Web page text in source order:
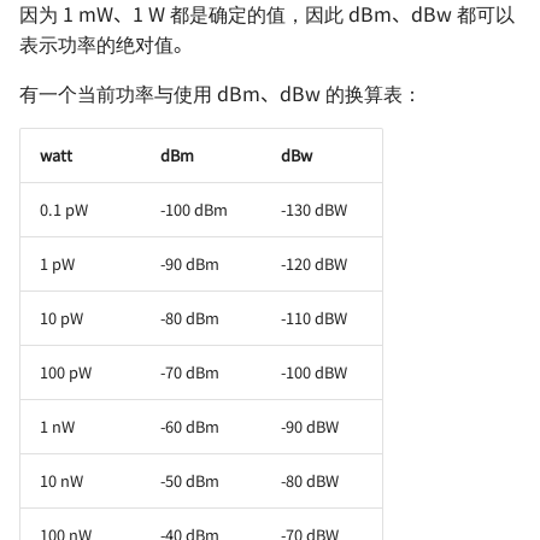
因为 1 mW、1 W 都是确定的值，因此 dBm、dBw 都可以
表示功率的绝对值。
有一个当前功率与使用 dBm、dBw 的换算表：
watt dBm dBw
0.1 pW -100 dBm -130 dBW
1 pW -90 dBm -120 dBW
10 pW -80 dBm -110 dBW
100 pW -70 dBm -100 dBW
1 nW -60 dBm -90 dBW
10 nW -50 dBm -80 dBW
100 nW -40 dBm -70 dBW